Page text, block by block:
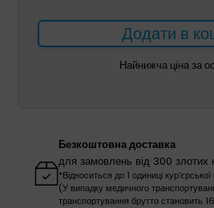
Додати в
Найнижча ціна за
Безкоштовна доставка
для замовлень від 300 злотих
*Відноситься до 1 одиниці
(У випадку медичного
транспортування брутто становить